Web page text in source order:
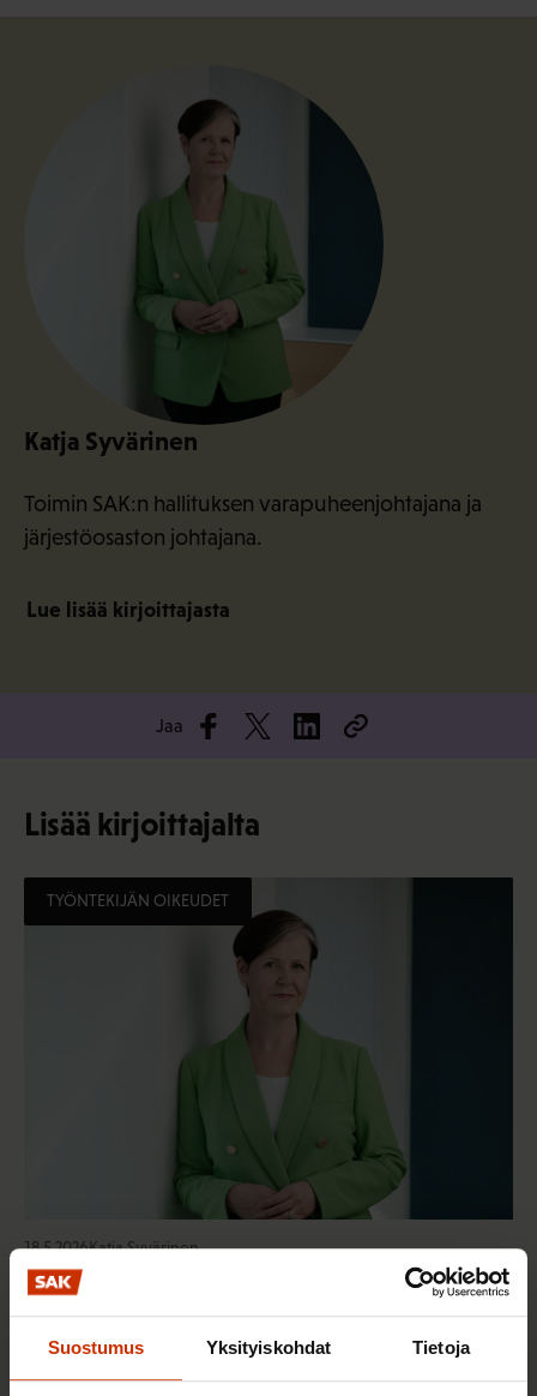
Suostumus Yksityiskohdat Tietoja
Katja Syvärinen
Toimin SAK:n hallituksen varapuheenjohtajana ja
järjestöosaston johtajana.
Lue lisää kirjoittajasta
Jaa
Lisää kirjoittajalta
TYÖNTEKIJÄN OIKEUDET
18.5.2026Katja Syvärinen
Lakko on demokratiateko
TYÖNTEKIJÄN OIKEUDET